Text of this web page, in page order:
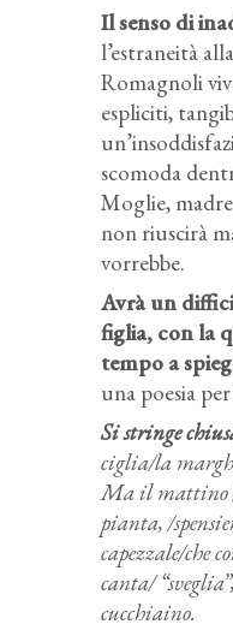
Il senso di
l’estraneità
Romagnoli
espliciti,
scomoda
Moglie,
non riuscirà
vorrebbe.
Avrà un
figlia, con la
tempo a
una poesia
Si stringe
ciglia/la
Ma il mattino
pianta, /
capezzale/che
canta/
cucchiaino.